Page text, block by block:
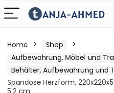
Home
Shop
Aufbewahrung, Möbel und
Behälter, Aufbewahrung und
Spandose Herzform,
5.2 cm